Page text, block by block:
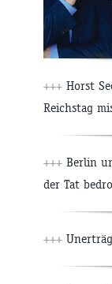
+++ Horst
Reichstag
+++ Berlin
der Tat
+++